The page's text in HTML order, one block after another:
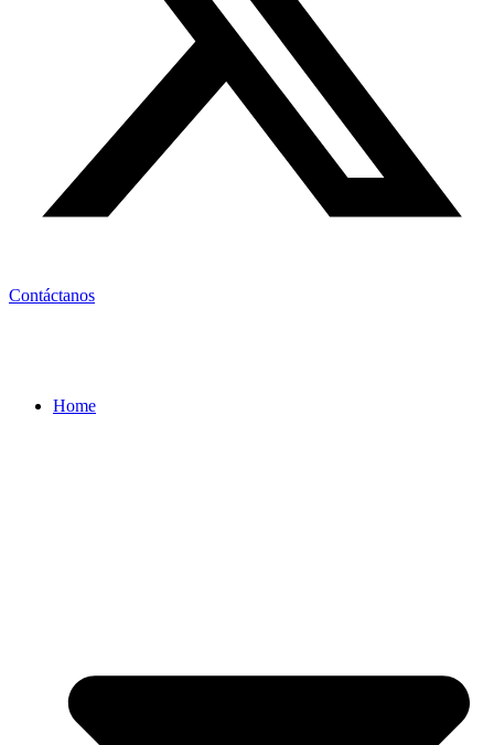
Contáctanos
Home